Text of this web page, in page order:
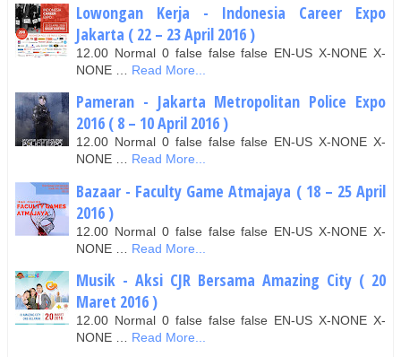
Lowongan Kerja - Indonesia Career Expo
Jakarta ( 22 – 23 April 2016 )
12.00 Normal 0 false false false EN-US X-NONE X-
NONE …
Read More...
Pameran - Jakarta Metropolitan Police Expo
2016 ( 8 – 10 April 2016 )
12.00 Normal 0 false false false EN-US X-NONE X-
NONE …
Read More...
Bazaar - Faculty Game Atmajaya ( 18 – 25 April
2016 )
12.00 Normal 0 false false false EN-US X-NONE X-
NONE …
Read More...
Musik - Aksi CJR Bersama Amazing City ( 20
Maret 2016 )
12.00 Normal 0 false false false EN-US X-NONE X-
NONE …
Read More...